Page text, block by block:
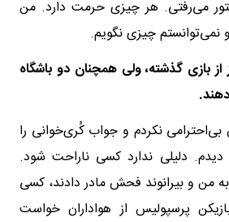
می‌رفتی. هر چیزی حرمت دارد. من
نمی‌توانستم چیزی نگویم.
از بازی گذشته، ولی همچنان دو باشگاه
بی‌احترامی نکردم و جواب کُری‌خوانی را
دیدم. دلیلی ندارد کسی ناراحت شود.
من و بیرانوند فحش مادر دادند، کسی
پرسپولیس از هواداران خواست